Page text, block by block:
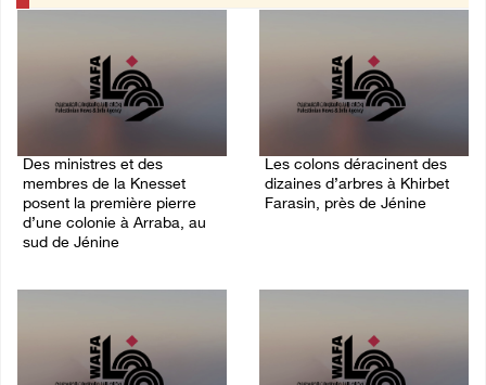
Des ministres et des
membres de la Knesset
posent la première pierre
d’une colonie à Arraba, au
sud de Jénine
Les colons déracinent des
dizaines d’arbres à Khirbet
Farasin, près de Jénine